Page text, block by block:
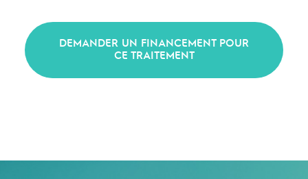
DEMANDER UN FINANCEMENT POUR
CE TRAITEMENT